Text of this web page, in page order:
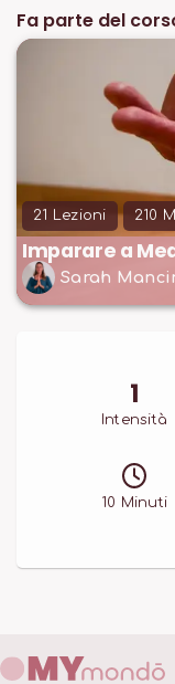
Fa parte del
21 Lezioni 210
Imparare a
Sarah
1
Intensità
10 Minuti